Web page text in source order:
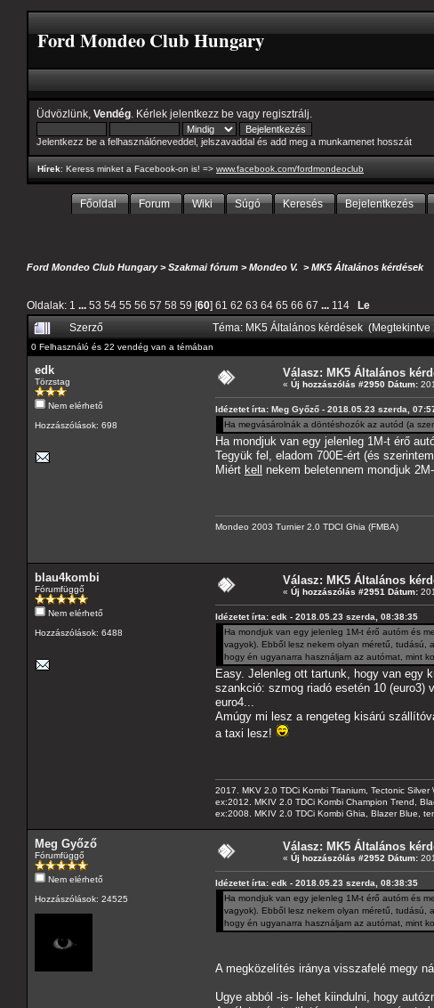
Ford Mondeo Club Hungary
Üdvözlünk, Vendég . Kérlek jelentkezz be vagy regisztrálj
Jelentkezz be a felhasználóneveddel, jelszavaddal és add meg a munkamenet hosszát
Hírek: Keress minket a Facebook-on is! => www.facebook.com/fordmondeoclub
Főoldal Forum Wiki Súgó Keresés Bejelentkezés
Ford Mondeo Club Hungary>Szakmai fórum >Mondeo V. >MK5 Általános kérdések
Oldalak: 1 ... 53 54 55 56 57 58 59 [60] 61 62 63 64 65 66 67 ... 114 Le
Szerző Téma: MK5 Általános kérdések
0 Felhasználó és 22 vendég van a témában
edk
Törzstag
Nem elérhető
Hozzászólások: 698
Válasz: MK5 Általános
« Új hozzászólás #2950 Dátum:
Idézetet írta: Meg Győző - 2018.05.23 szerda,
Ha megvásárolnák a döntéshozók az autód (a
Ha mondjuk van egy jelenleg 1M-t érő
Tegyük fel, eladom 700E-ért (és
Miért kell nekem beletennem mondjuk
Mondeo 2003 Turnier 2.0 TDCI Ghia (FMBA)
blau4kombi
Fórumfüggő
Nem elérhető
Hozzászólások: 6488
Válasz: MK5 Általános
« Új hozzászólás #2951 Dátum:
Idézetet írta: edk - 2018.05.23 szerda, 08:38:35
Ha mondjuk van egy jelenleg 1M-t érő autóm és
vagyok). Ebből lesz nekem olyan méretű, tudású,
hogy én ugyanarra használjam az autómat, mint
Easy. Jelenleg ott tartunk, hogy van egy
szankció: szmog riadó esetén 10 (euro3)
euro4...
Amúgy mi lesz a rengeteg kisárú
a taxi lesz!
2017. MKV 2.0 TDCi Kombi Titanium, Tectonic Silver
ex:2012. MKIV 2.0 TDCi Kombi Champion Trend,
ex:2008. MKIV 2.0 TDCi Kombi Ghia, Blazer Blue,
Meg Győző
Fórumfüggő
Nem elérhető
Hozzászólások: 24525
Válasz: MK5 Általános
« Új hozzászólás #2952 Dátum:
Idézetet írta: edk - 2018.05.23 szerda, 08:38:35
Ha mondjuk van egy jelenleg 1M-t érő autóm és
vagyok). Ebből lesz nekem olyan méretű, tudású,
hogy én ugyanarra használjam az autómat, mint
A megközelítés iránya visszafelé megy
Ugye abból -is- lehet kiindulni, hogy